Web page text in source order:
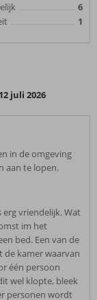
6
1
12 juli 2026
in de omgeving
aan te lopen.
vriendelijk. Wat
im het
bed. Een van de
de kamer waarvan
één persoon
wel klopte, bleek
personen wordt